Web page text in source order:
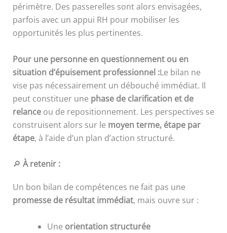
périmètre. Des passerelles sont alors envisagées,
parfois avec un appui RH pour mobiliser les
opportunités les plus pertinentes.
Pour une personne en questionnement ou en
situation d’épuisement professionnel :Le bilan ne
vise pas nécessairement un débouché immédiat. Il
peut constituer une phase de clarification et de
relance ou de repositionnement. Les perspectives se
construisent alors sur le moyen terme, étape par
étape, à l’aide d’un plan d’action structuré.
🔎 À retenir :
Un bon bilan de compétences ne fait pas une
promesse de résultat immédiat, mais ouvre sur :
Une orientation structurée